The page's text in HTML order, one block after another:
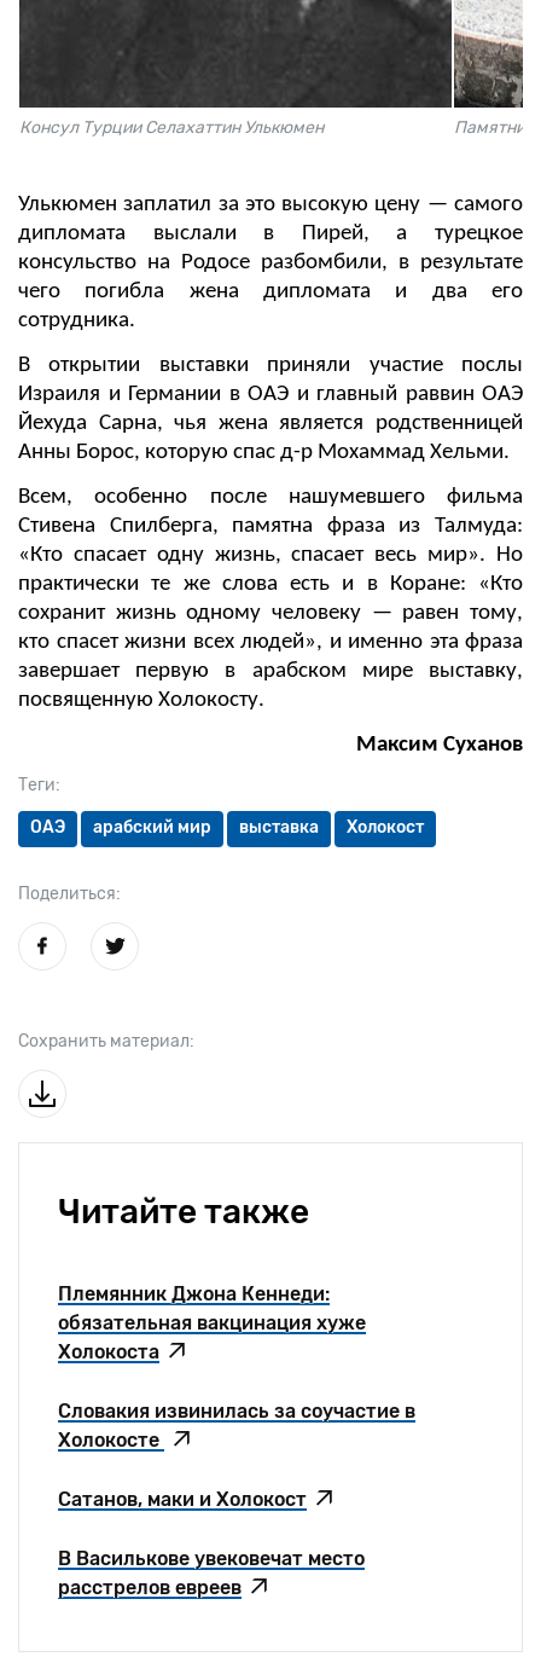
Теги:
ОАЭ арабский мир выставка Холокост
Поделиться:
Сохранить материал:
Консул Турции Селахаттин Улькюмен Памятник
Улькюмен заплатил за это высокую цену — самого
дипломата выслали в Пирей, а турецкое
консульство на Родосе разбомбили, в результате
чего погибла жена дипломата и два его
сотрудника.
В открытии выставки приняли участие послы
Израиля и Германии в ОАЭ и главный раввин ОАЭ
Йехуда Сарна, чья жена является родственницей
Анны Борос, которую спас д-р Мохаммад Хельми.
Всем, особенно после нашумевшего фильма
Стивена Спилберга, памятна фраза из Талмуда:
«Кто спасает одну жизнь, спасает весь мир». Но
практически те же слова есть и в Коране: «Кто
сохранит жизнь одному человеку — равен тому,
кто спасет жизни всех людей», и именно эта фраза
завершает первую в арабском мире выставку,
посвященную Холокосту.
Максим Суханов
Читайте также
Племянник Джона Кеннеди:
обязательная вакцинация хуже
Холокоста
Словакия извинилась за соучастие в
Холокосте
Сатанов, маки и Холокост
В Василькове увековечат место
расстрелов евреев